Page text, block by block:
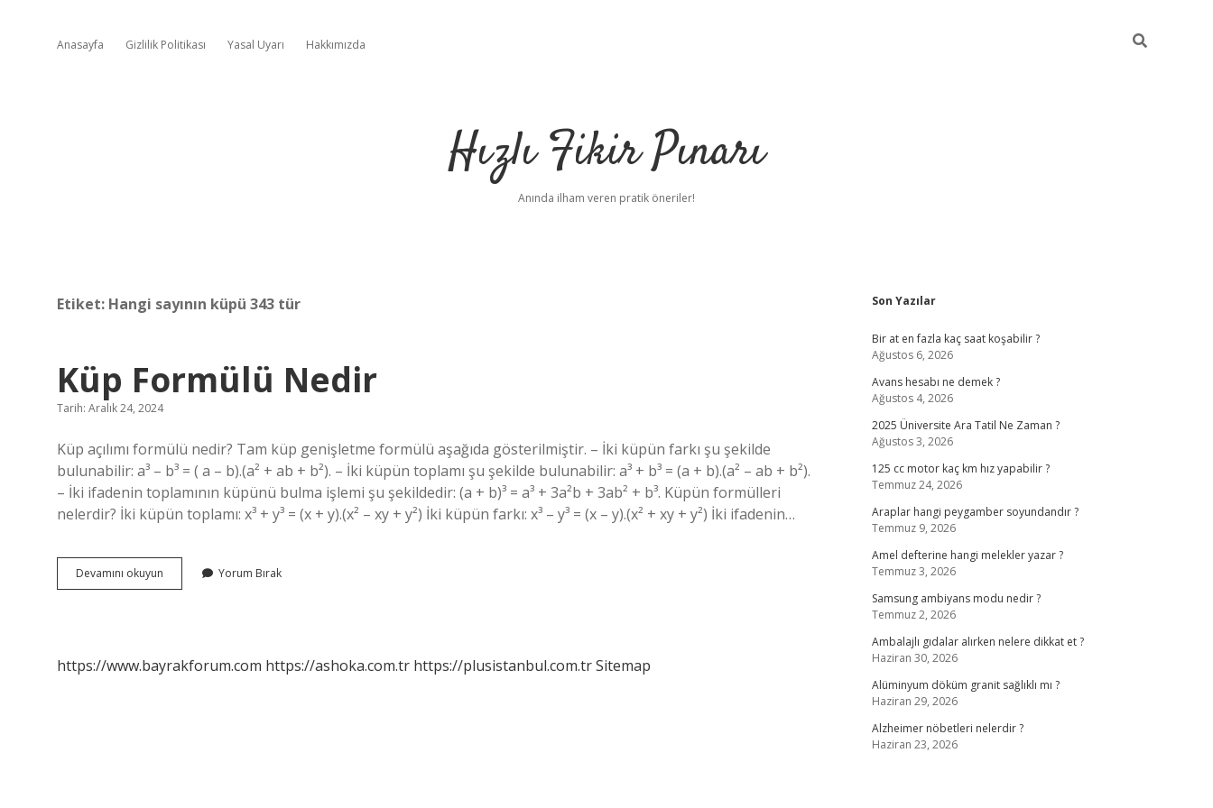
Anasayfa Gizlilik Politikası Yasal Uyarı Hakkımızda
Hızlı Fikir Pınarı
Anında ilham veren pratik öneriler!
Etiket: Hangi sayının küpü 343 tür
Küp Formülü Nedir
Tarih: Aralık 24, 2024
Küp açılımı formülü nedir? Tam küp genişletme formülü aşağıda gösterilmiştir. – İki küpün farkı şu şekilde
bulunabilir: a³ – b³ = ( a – b).(a² + ab + b²). – İki küpün toplamı şu şekilde bulunabilir: a³ + b³ = (a + b).(a² – ab + b²).
– İki ifadenin toplamının küpünü bulma işlemi şu şekildedir: (a + b)³ = a³ + 3a²b + 3ab² + b³. Küpün formülleri
nelerdir? İki küpün toplamı: x³ + y³ = (x + y).(x² – xy + y²) İki küpün farkı: x³ – y³ = (x – y).(x² + xy + y²) İki ifadenin…
Devamını okuyun
Formülü
Yorum Bırak
https://www.bayrakforum.com https://ashoka.com.tr https://plusistanbul.com.trSitemap
Sidebar
Son Yazılar
Bir at en fazla kaç saat koşabilir ?
Ağustos 6, 2026
Avans hesabı ne demek ?
Ağustos 4, 2026
2025 Üniversite Ara Tatil Ne Zaman ?
Ağustos 3, 2026
125 cc motor kaç km hız yapabilir ?
Temmuz 24, 2026
Araplar hangi peygamber soyundandır ?
Temmuz 9, 2026
Amel defterine hangi melekler yazar ?
Temmuz 3, 2026
Samsung ambiyans modu nedir ?
Temmuz 2, 2026
Ambalajlı gıdalar alırken nelere dikkat et ?
Haziran 30, 2026
Alüminyum döküm granit sağlıklı mı ?
Haziran 29, 2026
Alzheimer nöbetleri nelerdir ?
Haziran 23, 2026